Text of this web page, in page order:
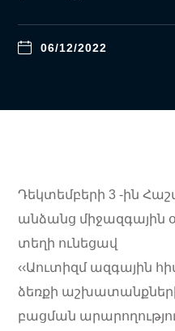
06/12/2022
Դեկտեմբերի 3 -ին
անձանց միջազգային
տեղի ունեցավ
‹‹Աուտիզմ ազգային
ձեռքի
բացման